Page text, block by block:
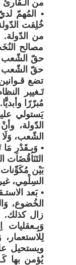
من الـقارئ
• المُهمّ
خُلِقت
من
مصالح
حقّ الشّعب
حقّ الشّعب
تضع
تَـغيير
مُبرّرًا
يَستولي
الدّولة،
الشّعب، وَلَا
• وَبِـقَدْرِ
التَنَاقُضَات
بَيْن مُكَوِّنات
السِلْمِي،
الخُضوع،
زال كذلك.
وَبِـعقليات
ويستحيل
يُؤمن بها